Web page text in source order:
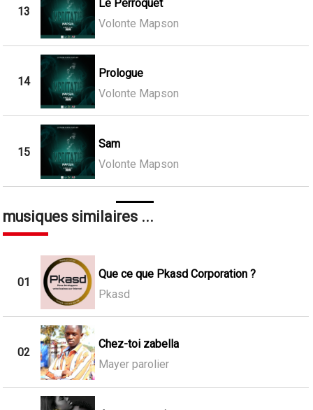
13
Le Perroquet
Volonte Mapson
14
Prologue
Volonte Mapson
15
Sam
Volonte Mapson
musiques similaires ...
01
Que ce que Pkasd Corporation ?
Pkasd
02
Chez-toi zabella
Mayer parolier